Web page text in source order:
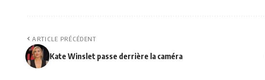
ARTICLE PRÉCÉDENT
Kate Winslet passe derrière la caméra